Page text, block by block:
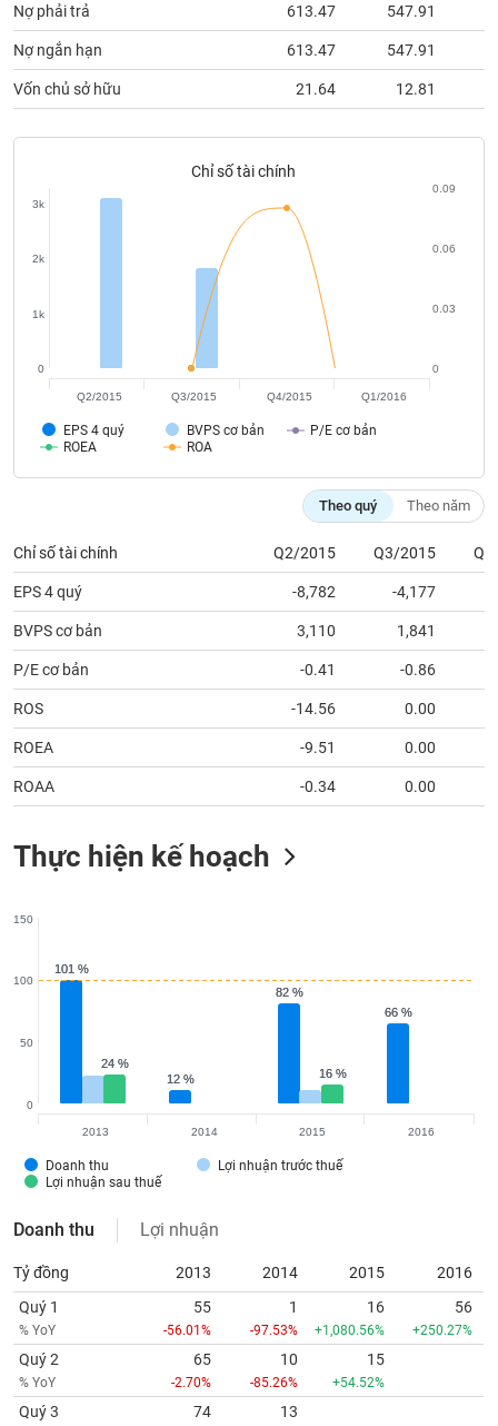
Nợ phải trả 613.47 547.91
Nợ ngắn hạn 613.47 547.91
Vốn chủ sở hữu 21.64 12.81
Chỉ số tài chính
EPS 4 quý BVPS cơ bản
P/E cơ bản
ROEA
ROA
0
1k
2k
3k
0
0.03
0.06
0.09
Q2/2015 Q3/2015 Q4/2015 Q1/2016
Theo quý Theo năm
Chỉ số tài chính Q2/2015 Q3/2015
EPS 4 quý -8,782 -4,177
BVPS cơ bản 3,110 1,841
P/E cơ bản -0.41 -0.86
ROS -14.56 0.00
ROEA -9.51 0.00
ROAA -0.34 0.00
Thực hiện kế hoạch
101 %
101 %
12 %
12 %
82 %
82 %
66 %
66 %
24 %
24 %
16 %
16 %
Doanh thu
Lợi nhuận trước thuế
Lợi nhuận sau thuế
0
50
100
150
2013 2014 2015 2016
Doanh thu Lợi nhuận
Tỷ đồng 2013 2014 2015
2016
Quý 1
% YoY
55
-56.01%
1
-97.53%
16
+1,080.56%
56
+250.27%
Quý 2
% YoY
65
-2.70%
10
-85.26%
15
+54.52%
Quý 3 74 13
Đào
tạo
chính
cụ
Truyền
Dữ
liệu
tài
chính